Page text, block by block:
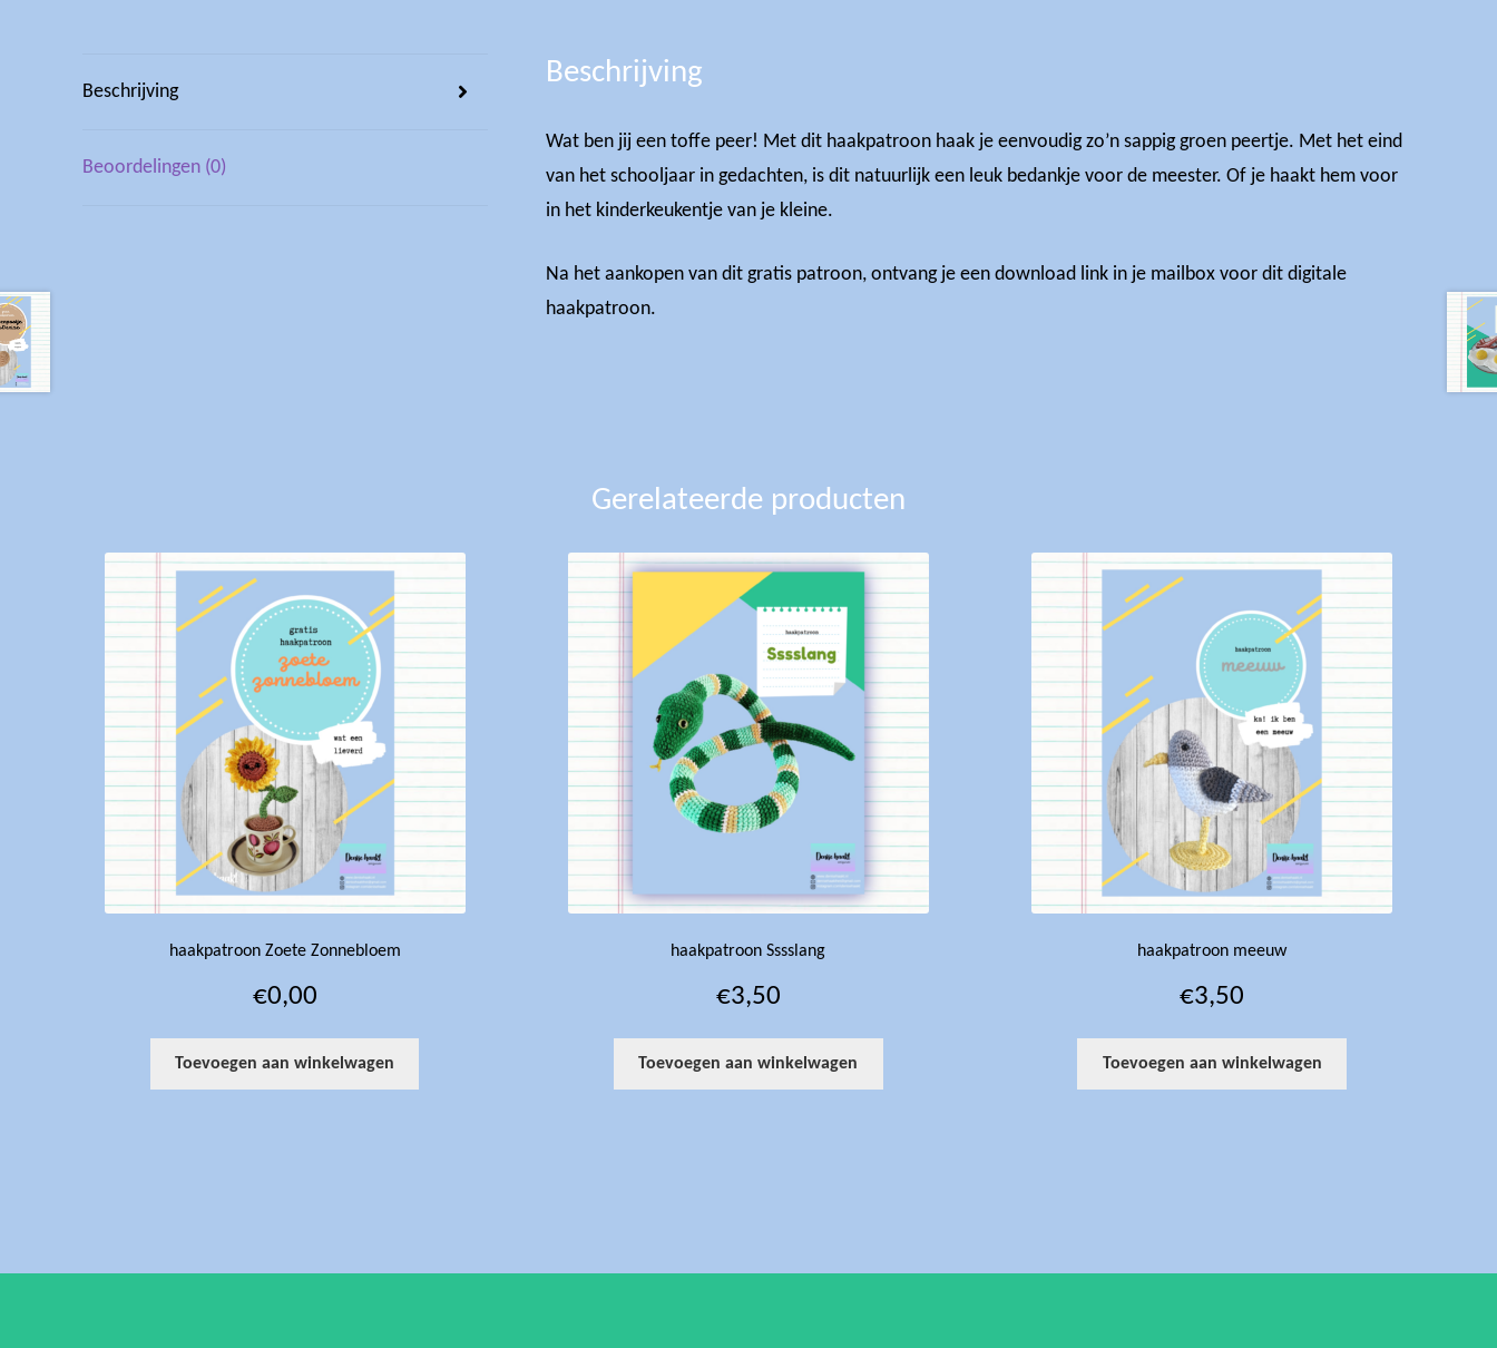
Beschrijving
Beoordelingen (0)
Beschrijving
Wat ben jij een toffe peer! Met dit haakpatroon haak je eenvoudig zo’n sappig groen peertje. Met het eind
van het schooljaar in gedachten, is dit natuurlijk een leuk bedankje voor de meester. Of je haakt hem voor
in het kinderkeukentje van je kleine.
Na het aankopen van dit gratis patroon, ontvang je een download link in je mailbox voor dit digitale
haakpatroon.
Gerelateerde producten
haakpatroon Zoete Zonnebloem
€0,00
Toevoegen aan winkelwagen
haakpatroon Sssslang
€3,50
Toevoegen aan winkelwagen
haakpatroon meeuw
€3,50
Toevoegen aan winkelwagen